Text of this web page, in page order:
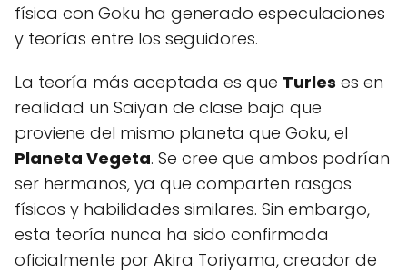
física con Goku ha generado especulaciones
y teorías entre los seguidores.
La teoría más aceptada es que Turles es en
realidad un Saiyan de clase baja que
proviene del mismo planeta que Goku, el
Planeta Vegeta. Se cree que ambos podrían
ser hermanos, ya que comparten rasgos
físicos y habilidades similares. Sin embargo,
esta teoría nunca ha sido confirmada
oficialmente por Akira Toriyama, creador de